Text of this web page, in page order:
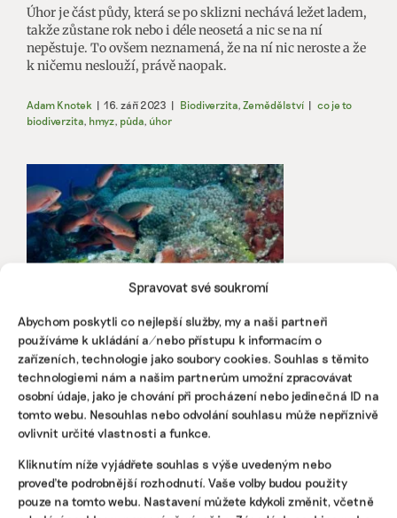
Spravovat své soukromí
Abychom poskytli co nejlepší služby, my a naši partneři
používáme k ukládání a/nebo přístupu k informacím o
zařízeních, technologie jako soubory cookies. Souhlas s těmito
technologiemi nám a našim partnerům umožní zpracovávat
osobní údaje, jako je chování při procházení nebo jedinečná ID na
tomto webu. Nesouhlas nebo odvolání souhlasu může nepříznivě
ovlivnit určité vlastnosti a funkce.
Kliknutím níže vyjádřete souhlas s výše uvedeným nebo
proveďte podrobnější rozhodnutí. Vaše volby budou použity
pouze na tomto webu. Nastavení můžete kdykoli změnit, včetně
Úhor je část půdy, která se po sklizni nechává ležet ladem,
takže zůstane rok nebo i déle neosetá a nic se na ní
nepěstuje. To ovšem neznamená, že na ní nic neroste a že
k ničemu neslouží, právě naopak.
Adam Knotek | 16. září 2023 | Biodiverzita, Zemědělství | co je to
biodiverzita, hmyz, půda, úhor
Na volném moři dosud neplatila žádná
ochrana biodiverzity. Ústava pro oceány
pomůže
V New Yorku v sídle OSN byla formálně přijata dlouho
očekávaná Dohoda o biodiverzitě volného moře. Ač se
nevýznamná, opak je pravdou. Týká se mezinárodních
prostorů, v nichž mají všechny státy světa stejná práva.